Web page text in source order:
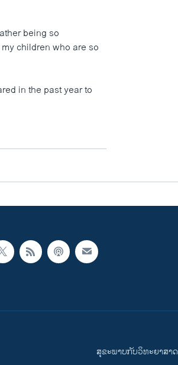
being so
children who are so
in the past year to
ສຸຂະພາບກັບວິທະຍາສາດ